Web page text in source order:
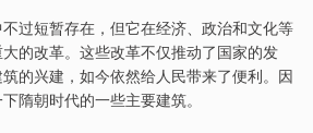
过短暂存在，但它在经济、政治和文化等
的改革。这些改革不仅推动了国家的发
的兴建，如今依然给人民带来了便利。因
隋朝时代的一些主要建筑。